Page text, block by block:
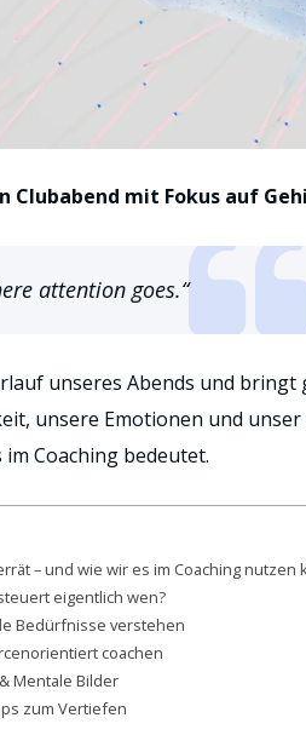
Clubabend mit Fokus auf
attention goes.“
unseres Abends und
unsere Emotionen und
Coaching bedeutet.
– und wie wir es im Coaching nutzen
eigentlich wen?
Bedürfnisse verstehen
coachen
Mentale Bilder
zum Vertiefen